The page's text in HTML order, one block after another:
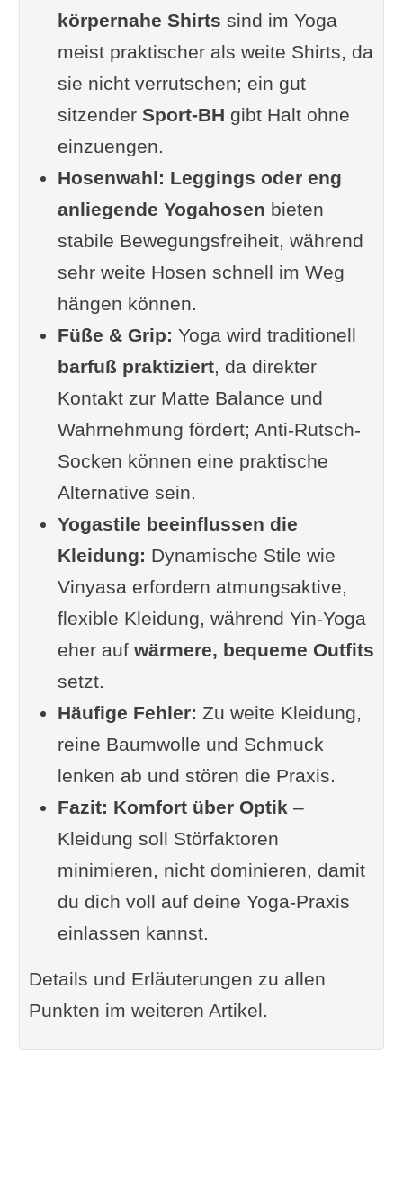
Reißverschlüsse oder Knöpfe
Was anziehen? – Oberteile
Tanktops vs. T-Shirts
Warum zu weite Shirts
problematisch sind
BH / Sport-BH: Halt ohne
Einschränkung
Was anziehen? – Hosen &
Leggings
Leggings vs. Jogginghose
Materialstärke (Blickdichte)
Hoch geschnittener Bund für
Stabilität
Barfuß oder mit Socken?
Warum Yoga meist barfuß
praktiziert wird
Alternativen: Anti-Rutsch-
Socken
Sonderfall: kalte Studios / Yin
Yoga
Unterschiede je nach Yogastil
Hatha / Vinyasa: flexibel &
schweißgeeignet
Yin / Restorative: warm &
bequem
Hot Yoga: minimalistisch &
schnelltrocknend
Tipps aus dem Yoga-Forum
Bequem aber körperbetont
Neue Hülle – frischer Geist?
Fazit: Das perfekte Outfit für
körpernahe Shirts sind im Yoga
meist praktischer als weite Shirts, da
sie nicht verrutschen; ein gut
sitzender Sport-BH gibt Halt ohne
einzuengen.
Hosenwahl: Leggings oder eng
anliegende Yogahosen bieten
stabile Bewegungsfreiheit, während
sehr weite Hosen schnell im Weg
hängen können.
Füße & Grip: Yoga wird traditionell
barfuß praktiziert, da direkter
Kontakt zur Matte Balance und
Wahrnehmung fördert; Anti-Rutsch-
Socken können eine praktische
Alternative sein.
Yogastile beeinflussen die
Kleidung: Dynamische Stile wie
Vinyasa erfordern atmungsaktive,
flexible Kleidung, während Yin-Yoga
eher auf wärmere, bequeme Outfits
setzt.
Häufige Fehler: Zu weite Kleidung,
reine Baumwolle und Schmuck
lenken ab und stören die Praxis.
Fazit: Komfort über Optik –
Kleidung soll Störfaktoren
minimieren, nicht dominieren, damit
du dich voll auf deine Yoga-Praxis
einlassen kannst.
Details und Erläuterungen zu allen
Punkten im weiteren Artikel.